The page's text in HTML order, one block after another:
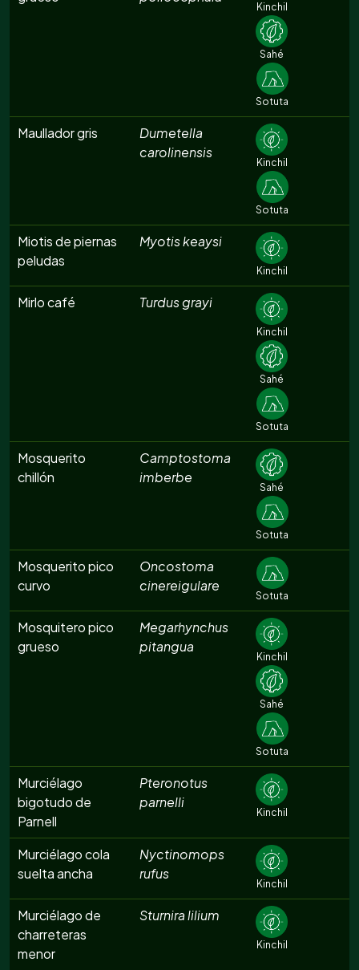
Kinchil
Sahé
Sotuta
Maullador gris
Dumetella
carolinensis
Kinchil
Sotuta
Miotis de piernas
peludas
Myotis keaysi
Kinchil
Mirlo café Turdus grayi
Kinchil
Sahé
Sotuta
Mosquerito
chillón
Camptostoma
imberbe
Sahé
Sotuta
Mosquerito pico
curvo
Oncostoma
cinereigulare
Sotuta
Mosquitero pico
grueso
Megarhynchus
pitangua
Kinchil
Sahé
Sotuta
Murciélago
bigotudo de
Parnell
Pteronotus
parnelli
Kinchil
Murciélago cola
suelta ancha
Nyctinomops
rufus
Kinchil
Murciélago de
charreteras
menor
Sturnira lilium
Kinchil